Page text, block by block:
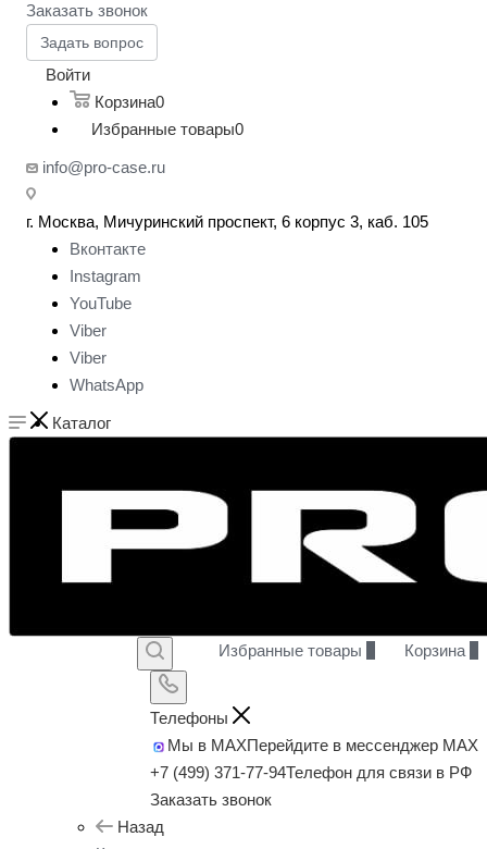
Заказать звонок
Задать вопрос
Войти
Корзина0
Избранные товары0
info@pro-case.ru
г. Москва, Мичуринский проспект, 6 корпус 3, каб. 105
Вконтакте
Instagram
YouTube
Viber
Viber
WhatsApp
Избранные товары Корзина
Телефоны
Мы в MAXПерейдите в мессенджер MAX
+7 (499) 371-77-94Телефон для связи в РФ
Заказать звонок
Каталог
Назад